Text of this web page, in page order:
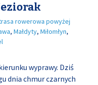
rowerowa powyżej
, Małdyty, Miłomłyn,
wyprawy. Dziś
dnia chmur czarnych